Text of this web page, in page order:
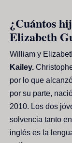
¿Cuántos
Elizabeth
William y
Kailey.
por lo que
por su parte,
2010. Los dos
solvencia tanto
inglés es la